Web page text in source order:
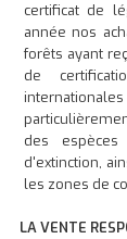
certificat de
année nos
forêts ayant
de
des
d'extinction,
les zones de
LA VENTE